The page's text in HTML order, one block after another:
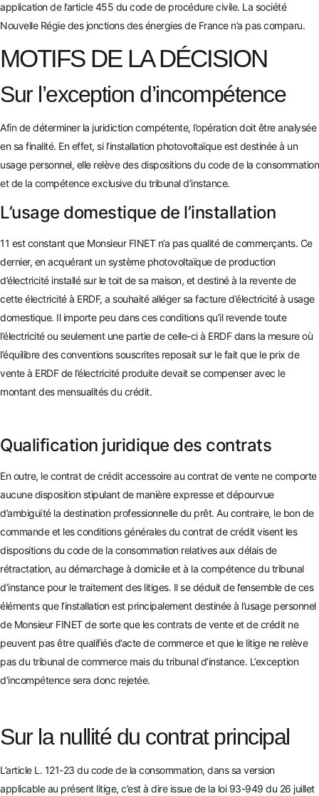
application de l’article 455 du code de procédure civile. La société
Nouvelle Régie des jonctions des énergies de France n’a pas comparu.
MOTIFS DE LA DÉCISION
Sur l’exception d’incompétence
Afin de déterminer la juridiction compétente, l’opération doit être analysée
en sa finalité. En effet, si l’installation photovoltaïque est destinée à un
usage personnel, elle relève des dispositions du code de la consommation
et de la compétence exclusive du tribunal d’instance.
L’usage domestique de l’installation
11 est constant que Monsieur FINET n’a pas qualité de commerçants. Ce
dernier, en acquérant un système photovoltaïque de production
d’électricité installé sur le toit de sa maison, et destiné à la revente de
cette électricité à ERDF, a souhaité alléger sa facture d’électricité à usage
domestique. Il importe peu dans ces conditions qu’il revende toute
l’électricité ou seulement une partie de celle-ci à ERDF dans la mesure où
l’équilibre des conventions souscrites reposait sur le fait que le prix de
vente à ERDF de l’électricité produite devait se compenser avec le
montant des mensualités du crédit.
Qualification juridique des contrats
En outre, le contrat de crédit accessoire au contrat de vente ne comporte
aucunedisposition stipulant de manière expresse et dépourvue
d’ambiguïté la destination professionnelle du prêt. Au contraire, le bon de
commande et les conditions générales du contrat de crédit visent les
dispositions du code de la consommation relatives aux délais de
rétractation, au démarchage à domicile et à la compétence du tribunal
d’instance pour le traitement des litiges. Il se déduit de l’ensemble de ces
éléments que l’installation est principalement destinée à l’usage personnel
de Monsieur FINET de sorte que les contrats de vente et de crédit ne
peuvent pas être qualifiés d’acte de commerce et que le litige ne relève
pas du tribunal de commerce mais du tribunal d’instance. L’exception
d’incompétence sera donc rejetée.
Sur la nullité du contrat principal
L’article L. 121-23 du code de la consommation, dans sa version
applicable au présent litige, c’est à dire issue de la loi 93-949 du 26 juillet